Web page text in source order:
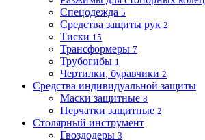
Спецодежда 5
Средства защиты рук 2
Тиски 15
Трансформеры 7
Трубогибы 1
Чертилки, буравчики 2
Средства индивидуальной защиты
Маски защитные 8
Перчатки защитные 2
Столярный инструмент
Гвоздодеры 3